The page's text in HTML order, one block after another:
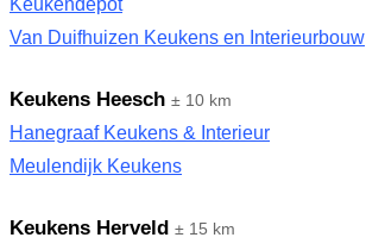
Keukendepot
Van Duifhuizen Keukens en Interieurbouw
Keukens Heesch ± 10 km
Hanegraaf Keukens & Interieur
Meulendijk Keukens
Keukens Herveld ± 15 km